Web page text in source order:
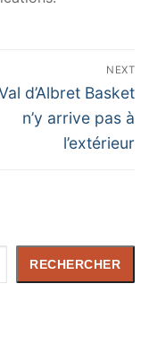
NEXT
d’Albret Basket
n’y arrive pas à
l’extérieur
RECHERCHER